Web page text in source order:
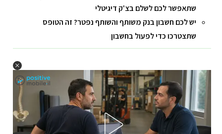
שתאפשר לכם לשלם בצ'ק דיגיטלי
יש לכם חשבון בנק משותף והשותף נפטר? זה הטופס
שתצטרכו כדי לפעול בחשבון